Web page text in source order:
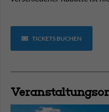
TICKETS BUCHEN